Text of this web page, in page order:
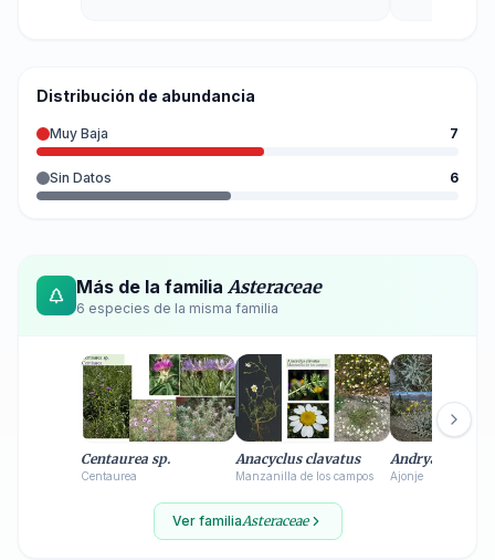
Distribución de abundancia
Muy Baja 7
Sin Datos 6
Más de la familia Asteraceae
6 especies de la misma familia
Centaurea sp.
Centaurea
Anacyclus clavatus
Manzanilla de los campos
Andryala
Ajonje
Ver familiaAsteraceae